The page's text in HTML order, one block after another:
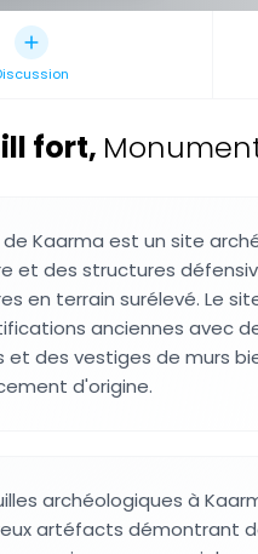
fort,
Kaarma est un site
et des structures
en terrain surélevé. Le
anciennes avec
et des vestiges de murs
d'origine.
archéologiques à
artéfacts démontrant